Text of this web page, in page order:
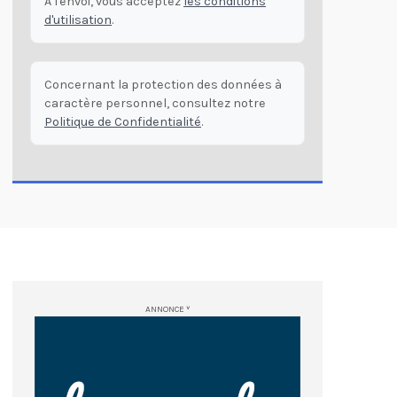
d'utilisation.
Concernant la protection des données à
caractère personnel, consultez notre
Politique de Confidentialité.